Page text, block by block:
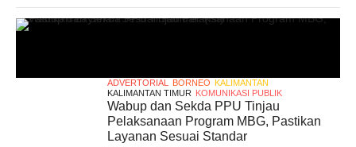
ADVERTORIAL BORNEO KALIMANTAN
KALIMANTAN TIMUR KOMUNIKASI PUBLIK
Wabup dan Sekda PPU Tinjau
Pelaksanaan Program MBG, Pastikan
Layanan Sesuai Standar